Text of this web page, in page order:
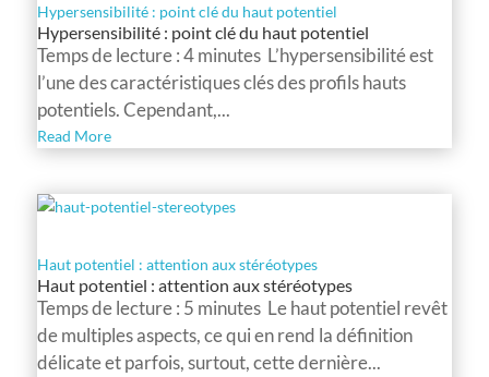
Hypersensibilité : point clé du haut potentiel
Hypersensibilité : point clé du haut potentiel
Temps de lecture : 4 minutes L’hypersensibilité est
l’une des caractéristiques clés des profils hauts
potentiels. Cependant,...
Read More
Haut potentiel : attention aux stéréotypes
Haut potentiel : attention aux stéréotypes
Temps de lecture : 5 minutes Le haut potentiel revêt
de multiples aspects, ce qui en rend la définition
délicate et parfois, surtout, cette dernière...